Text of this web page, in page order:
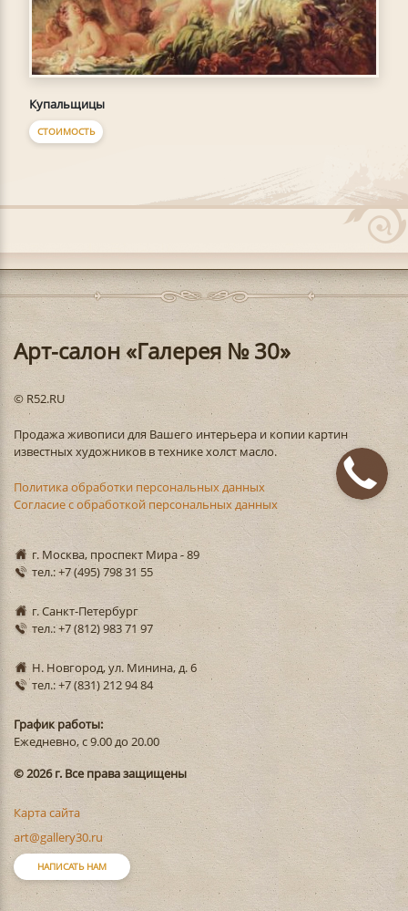
Купальщицы
СТОИМОСТЬ
Арт-салон «Галерея № 30»
© R52.RU
Продажа живописи для Вашего интерьера и копии картин
известных художников в технике холст масло.
Политика обработки персональных данных
Согласие с обработкой персональных данных
г. Москва, проспект Мира - 89
тел.: +7 (495) 798 31 55
г. Санкт-Петербург
тел.: +7 (812) 983 71 97
Н. Новгород, ул. Минина, д. 6
тел.: +7 (831) 212 94 84
График работы:
Ежедневно, с 9.00 до 20.00
© 2026 г. Все права защищены
Карта сайта
art@gallery30.ru
НАПИСАТЬ НАМ